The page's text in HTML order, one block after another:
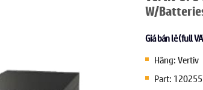
W/
Giá bán lẻ (full
Hãng: Vertiv
Part: